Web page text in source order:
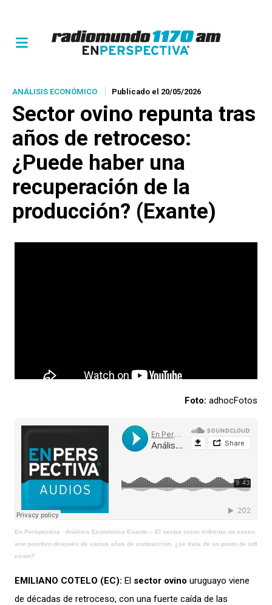
ANÁLISIS ECONÓMICO Publicado el 20/05/2026
Sector ovino repunta tras
años de retroceso:
¿Puede haber una
recuperación de la
producción? (Exante)
Foto: adhocFotos
En Perspectiva · Análisis Económico Exante – El sector ovino enfrenta un escen
ario positivo después de varios años de contracción, ¿se trata de un punto de infl
exión?
EMILIANO COTELO (EC): El sector ovino uruguayo viene
de décadas de retroceso, con una fuerte caída de las